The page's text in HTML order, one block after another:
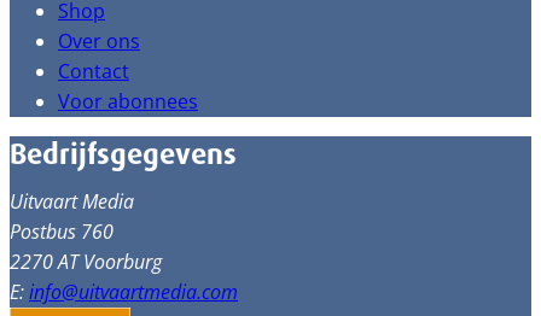
Shop
Over ons
Contact
Voor abonnees
Bedrijfsgegevens
Uitvaart Media
Postbus 760
2270 AT Voorburg
E:info@uitvaartmedia.com